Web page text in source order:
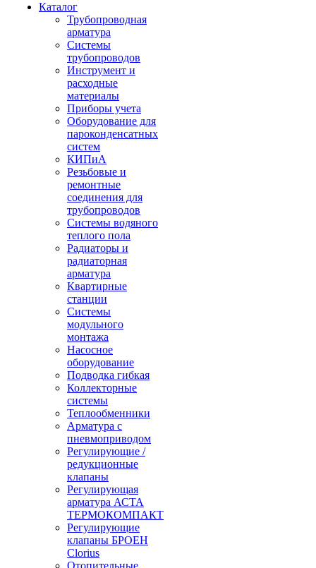
Каталог
Трубопроводная
арматура
Системы
трубопроводов
Инструмент и
расходные
материалы
Приборы учета
Оборудование для
пароконденсатных
систем
КИПиА
Резьбовые и
ремонтные
соединения для
трубопроводов
Системы водяного
теплого пола
Радиаторы и
радиаторная
арматура
Квартирные
станции
Системы
модульного
монтажа
Насосное
оборудование
Подводка гибкая
Коллекторные
системы
Теплообменники
Арматура с
пневмоприводом
Регулирующие /
редукционные
клапаны
Регулирующая
арматура АСТА
ТЕРМОКОМПАКТ
Регулирующие
клапаны БРОЕН
Clorius
Отопительные